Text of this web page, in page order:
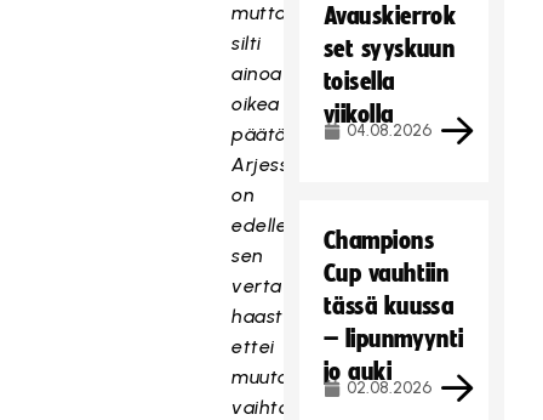
mutta
silti
ainoa
oikea
päätös.
Arjessa
on
edelleen
sen
verta
haasteita,
ettei
muuta
vaihtoehtoa
Avauskierrok
set syyskuun
toisella
viikolla
04.08.2026
Champions
Cup vauhtiin
tässä kuussa
– lipunmyynti
jo auki
02.08.2026